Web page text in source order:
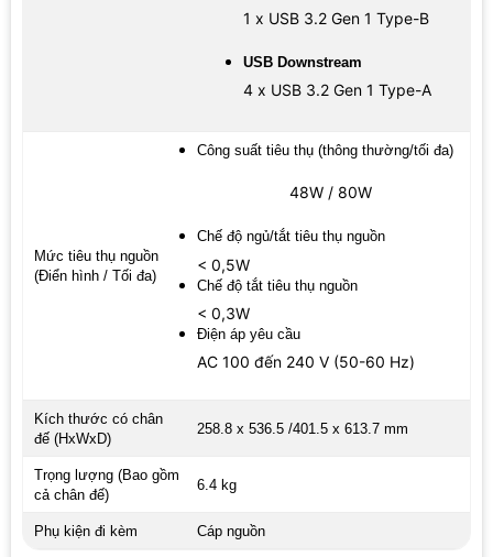
1 x USB 3.2 Gen 1 Type-B
USB Downstream
4 x USB 3.2 Gen 1 Type-A
Mức tiêu thụ nguồn
(Điển hình / Tối đa)
Công suất tiêu thụ (thông thường/tối đa)
48W / 80W
Chế độ ngủ/tắt tiêu thụ nguồn
< 0,5W
Chế độ tắt tiêu thụ nguồn
< 0,3W
Điện áp yêu cầu
AC 100 đến 240 V (50-60 Hz)
Kích thước có chân
đế (HxWxD)
258.8 x 536.5 /401.5 x 613.7 mm
Trọng lượng (Bao gồm
cả chân đế)
6.4 kg
Phụ kiện đi kèm Cáp nguồn